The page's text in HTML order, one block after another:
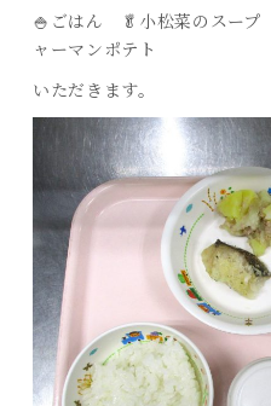
🍚ごはん 🥬小松菜のスー
ャーマンポテト
いただきます。